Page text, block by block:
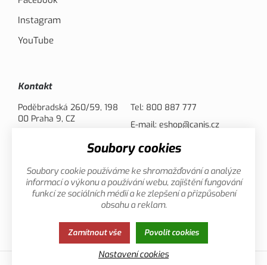
Instagram
YouTube
Kontakt
Poděbradská 260/59, 198
00 Praha 9, CZ
Tel: 800 887 777
E-mail: eshop@canis.cz
Možnosti platby
Zásady ochrany osobních údajů
Soubory cookies
Soubory cookie používáme ke shromažďování a analýze
informací o výkonu a používání webu, zajištění fungování
funkcí ze sociálních médií a ke zlepšení a přizpůsobení
obsahu a reklam.
Zamítnout vše Povolit cookies
Nastavení cookies